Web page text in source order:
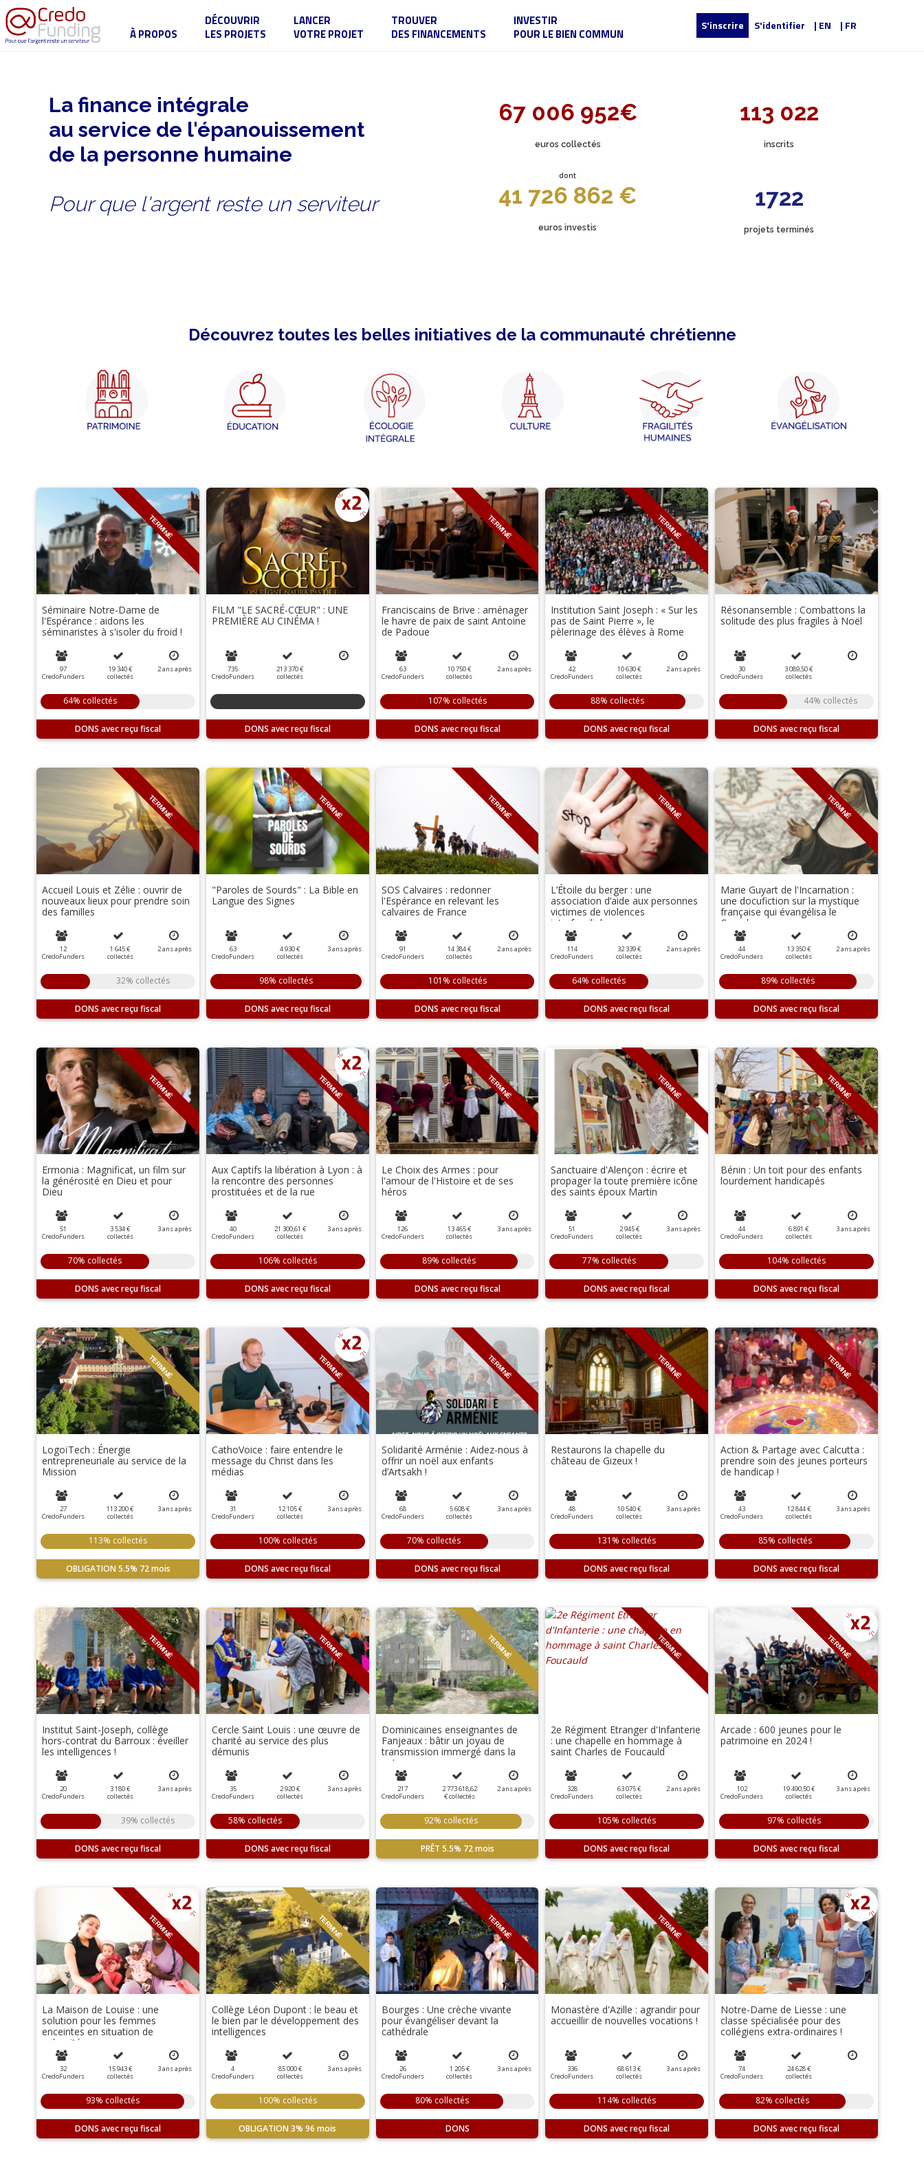
S'inscrire S'identifier | EN | FR
À PROPOS
DÉCOUVRIR
LES PROJETS
LANCER
VOTRE PROJET
TROUVER
DES FINANCEMENTS
INVESTIR
POUR LE BIEN COMMUN
La finance intégrale
au service de l'épanouissement
de la personne humaine
Pour que l'argent reste un serviteur
67 006 952€
euros collectés
dont
41 726 862 €
euros investis
113 022
inscrits
1722
projets terminés
Découvrez toutes les belles initiatives de la communauté chrétienne
TERMINÉ
Séminaire Notre-Dame de
l'Espérance : aidons les
séminaristes à s'isoler du froid !
97
CredoFunders
19 340 €
collectés
2ansaprès
64% collectés
DONS
FILM "LE SACRÉ-CŒUR" : UNE
PREMIÈRE AU CINÉMA !
735
CredoFunders
213 370 €
collectés
DONS
TERMINÉ
Franciscains de Brive : aménager
le havre de paix de saint Antoine
de Padoue
63
CredoFunders
10 750 €
collectés
2ansaprès
107% collectés
DONS
TERMINÉ
Institution Saint Joseph : « Sur les
pas de Saint Pierre », le
pèlerinage des élèves à Rome
42
CredoFunders
10 630 €
collectés
2ansaprès
88% collectés
DONS
Résonansemble : Combattons la
solitude des plus fragiles à Noël
30
CredoFunders
3 089,50 €
collectés
44% collectés
DONS
TERMINÉ
Accueil Louis et Zélie : ouvrir de
nouveaux lieux pour prendre soin
des familles
12
CredoFunders
1 645 €
collectés
2ansaprès
32% collectés
DONS
TERMINÉ
"Paroles de Sourds" : La Bible en
Langue des Signes
63
CredoFunders
4 930 €
collectés
3ansaprès
98% collectés
DONS
TERMINÉ
SOS Calvaires : redonner
l'Espérance en relevant les
calvaires de France
91
CredoFunders
14 384 €
collectés
2ansaprès
101% collectés
DONS
TERMINÉ
L’Étoile du berger : une
association d’aide aux personnes
victimes de violences
intrafamiliales
114
CredoFunders
32 339 €
collectés
2ansaprès
64% collectés
DONS
TERMINÉ
Marie Guyart de l'Incarnation :
une docufiction sur la mystique
française qui évangélisa le
Canada
44
CredoFunders
13 350 €
collectés
2ansaprès
89% collectés
DONS
TERMINÉ
Ermonia : Magnificat, un film sur
la générosité en Dieu et pour
Dieu
51
CredoFunders
3 534 €
collectés
3ansaprès
70% collectés
DONS
TERMINÉ
Aux Captifs la libération à Lyon : à
la rencontre des personnes
prostituées et de la rue
40
CredoFunders
21 300,61 €
collectés
3ansaprès
106% collectés
DONS
TERMINÉ
Le Choix des Armes : pour
l'amour de l'Histoire et de ses
héros
126
CredoFunders
13 465 €
collectés
3ansaprès
89% collectés
DONS
TERMINÉ
Sanctuaire d'Alençon : écrire et
propager la toute première icône
des saints époux Martin
51
CredoFunders
2 945 €
collectés
3ansaprès
77% collectés
DONS
TERMINÉ
Bénin : Un toit pour des enfants
lourdement handicapés
44
CredoFunders
6 891 €
collectés
3ansaprès
104% collectés
DONS
TERMINÉ
LogoïTech : Énergie
entrepreneuriale au service de la
Mission
27
CredoFunders
113 200 €
collectés
3ansaprès
113% collectés
OBLIGATION 5.5% 72 mois
TERMINÉ
CathoVoice : faire entendre le
message du Christ dans les
médias
31
CredoFunders
12 105 €
collectés
3ansaprès
100% collectés
DONS
TERMINÉ
Solidarité Arménie : Aidez-nous à
offrir un noël aux enfants
d’Artsakh !
68
CredoFunders
5 608 €
collectés
3ansaprès
70% collectés
DONS
TERMINÉ
Restaurons la chapelle du
château de Gizeux !
48
CredoFunders
10 540 €
collectés
3ansaprès
131% collectés
DONS
TERMINÉ
Action & Partage avec Calcutta :
prendre soin des jeunes porteurs
de handicap !
43
CredoFunders
12 844 €
collectés
3ansaprès
85% collectés
DONS
TERMINÉ
Institut Saint-Joseph, collège
hors-contrat du Barroux : éveiller
les intelligences !
20
CredoFunders
3 180 €
collectés
3ansaprès
39% collectés
DONS
TERMINÉ
Cercle Saint Louis : une œuvre de
charité au service des plus
démunis
35
CredoFunders
2 920 €
collectés
3ansaprès
58% collectés
DONS
TERMINÉ
Dominicaines enseignantes de
Fanjeaux : bâtir un joyau de
transmission immergé dans la
nature
217
CredoFunders
2 773 618,62
€collectés
2ansaprès
92% collectés
PRÊT 5.5% 72 mois
TERMINÉ
2e Régiment Etranger d'Infanterie
: une chapelle en hommage à
saint Charles de Foucauld
328
CredoFunders
63 075 €
collectés
2ansaprès
105% collectés
DONS
TERMINÉ
Arcade : 600 jeunes pour le
patrimoine en 2024 !
102
CredoFunders
19 490,50 €
collectés
3ansaprès
97% collectés
DONS
TERMINÉ
La Maison de Louise : une
solution pour les femmes
enceintes en situation de
précarité
32
CredoFunders
15 943 €
collectés
3ansaprès
93% collectés
DONS
TERMINÉ
Collège Léon Dupont : le beau et
le bien par le développement des
intelligences
4
CredoFunders
85 000 €
collectés
3ansaprès
100% collectés
OBLIGATION 3% 96 mois
TERMINÉ
Bourges : Une crèche vivante
pour évangéliser devant la
cathédrale
26
CredoFunders
1 205 €
collectés
3ansaprès
80% collectés
DONS
TERMINÉ
Monastère d'Azille : agrandir pour
accueillir de nouvelles vocations !
336
CredoFunders
68 613 €
collectés
3ansaprès
114% collectés
DONS
Notre-Dame de Liesse : une
classe spécialisée pour des
collégiens extra-ordinaires !
74
CredoFunders
24 628 €
collectés
82% collectés
DONS